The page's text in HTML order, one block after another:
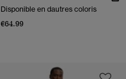
Disponible en dautres coloris
€64.99